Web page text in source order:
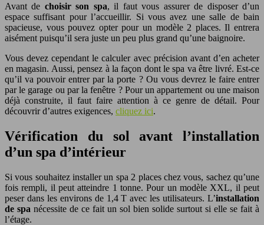
Avant de choisir son spa, il faut vous assurer de disposer d’un
espace suffisant pour l’accueillir. Si vous avez une salle de bain
spacieuse, vous pouvez opter pour un modèle 2 places. Il entrera
aisément puisqu’il sera juste un peu plus grand qu’une baignoire.
Vous devez cependant le calculer avec précision avant d’en acheter
en magasin. Aussi, pensez à la façon dont le spa va être livré. Est-ce
qu’il va pouvoir entrer par la porte ? Ou vous devrez le faire entrer
par le garage ou par la fenêtre ? Pour un appartement ou une maison
déjà construite, il faut faire attention à ce genre de détail. Pour
découvrir d’autres exigences, cliquez ici.
Vérification du sol avant l’installation
d’un spa d’intérieur
Si vous souhaitez installer un spa 2 places chez vous, sachez qu’une
fois rempli, il peut atteindre 1 tonne. Pour un modèle XXL, il peut
peser dans les environs de 1,4 T avec les utilisateurs. L’installation
de spa nécessite de ce fait un sol bien solide surtout si elle se fait à
l’étage.